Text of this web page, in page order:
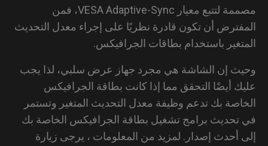
مصممة لتتبع معيار VESA Adaptive-Sync، فمن
أن تكون قادرة نظريًا على إجراء معدل التحديث
باستخدام بطاقات الجرافيكس.
إن الشاشة هي مجرد جهاز عرض سلبي، لذا يجب
أيضًا التحقق مما إذا كانت بطاقة الجرافيكس
بك تدعم وظيفة معدل التحديث المتغير وتستمر
برامج تشغيل بطاقة الجرافيكس الخاصة بك
أحدث إصدار. لمزيد من المعلومات ، يرجى زيارة